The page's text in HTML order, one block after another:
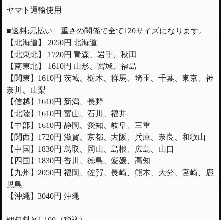
ヤマト運輸使用
■送料;元払い 重さの関係で全て120サイズになります。
【北海道】 2050円 北海道
【北東北】 1720円 青森、岩手、秋田
【南東北】 1610円 山形、宮城、福島
【関東】1610円 茨城、栃木、群馬、埼玉、千葉、東京、神
奈川、山梨
【信越】 1610円 新潟、長野
【北陸】 1610円 富山、石川、福井
【中部】 1610円 静岡、愛知、岐阜、三重
【関西】1720円 滋賀、京都、大阪、兵庫、奈良、和歌山
【中国】1830円 鳥取、岡山、島根、広島、山口
【四国】1830円 香川、徳島、愛媛、高知
【九州】2050円 福岡、佐賀、長崎、熊本、大分、宮崎、鹿
児島
【沖縄】3040円 沖縄